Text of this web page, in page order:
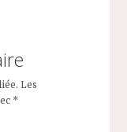
Les
*